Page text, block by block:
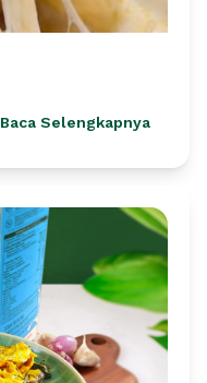
Baca Selengkapnya